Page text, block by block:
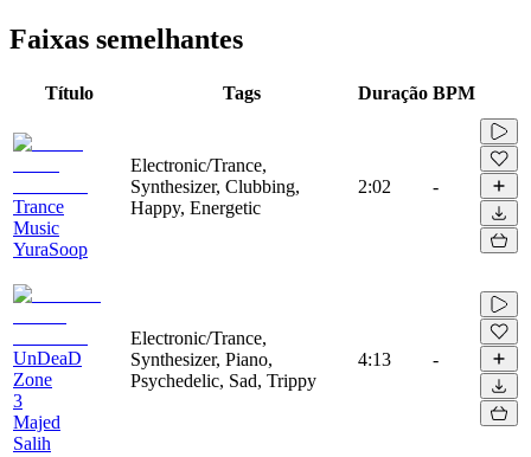
Faixas semelhantes
Título Tags Duração BPM
Trance
Music
YuraSoop
Electronic/Trance,
Synthesizer, Clubbing,
Happy, Energetic
2:02 -
UnDeaD
Zone
3
Majed
Salih
Electronic/Trance,
Synthesizer, Piano,
Psychedelic, Sad, Trippy
4:13 -